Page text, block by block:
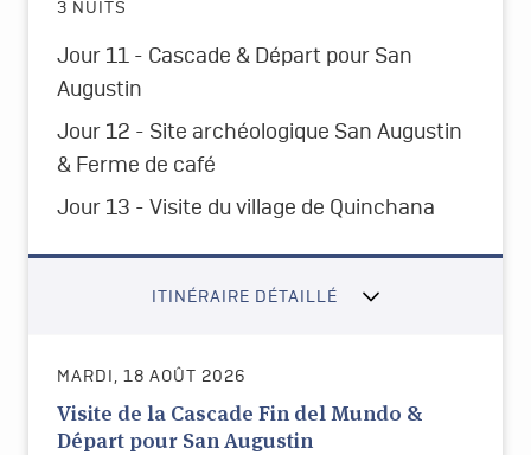
3 NUITS
Jour 11 - Cascade & Départ pour San
Augustin
Jour 12 - Site archéologique San Augustin
& Ferme de café
Jour 13 - Visite du village de Quinchana
ITINÉRAIRE DÉTAILLÉ
MARDI, 18 AOÛT 2026
Visite de la Cascade Fin del Mundo &
Départ pour San Augustin